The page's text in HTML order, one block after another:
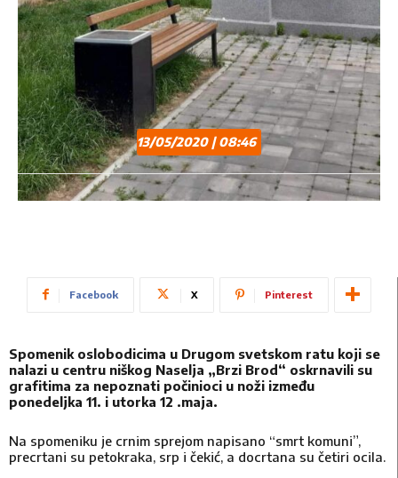
13/05/2020 | 08:46
Facebook X Pinterest
Spomenik oslobodicima u Drugom svetskom ratu koji se
nalazi u centru niškog Naselja „Brzi Brod“ oskrnavili su
grafitima za nepoznati počinioci u noži između
ponedeljka 11. i utorka 12 .maja.
Na spomeniku je crnim sprejom napisano “smrt komuni”,
precrtani su petokraka, srp i čekić, a docrtana su četiri ocila.